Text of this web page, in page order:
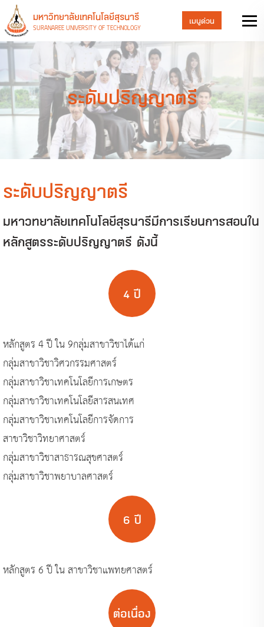
มหาวิทยาลัยเทคโนโลยีสุรนารี
SURANAREE UNIVERSITY OF TECHNOLOGY
เมนูด่วน
ระดับปริญญาตรี
ระดับปริญญาตรี
มหาวทยาลัยเทคโนโลยีสุรนารีมีการเรียนการสอนใน
หลักสูตรระดับปริญญาตรี ดังนี้
4 ปี
หลักสูตร 4 ปี ใน 9กลุ่มสาขาวิชาได้แก่
กลุ่มสาขาวิชาวิศวกรรมศาสตร์
กลุ่มสาขาวิชาเทคโนโลยีการเกษตร
กลุ่มสาขาวิชาเทคโนโลยีสารสนเทศ
กลุ่มสาขาวิชาเทคโนโลยีการจัดการ
สาขาวิชาวิทยาศาสตร์
กลุ่มสาขาวิชาสาธารณสุขศาสตร์
กลุ่มสาขาวิชาพยาบาลศาสตร์
6 ปี
หลักสูตร 6 ปี ใน สาขาวิชาแพทยศาสตร์
ต่อเนื่อง